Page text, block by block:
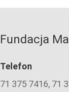
Fundacja
Telefon
71 375 7416, 71